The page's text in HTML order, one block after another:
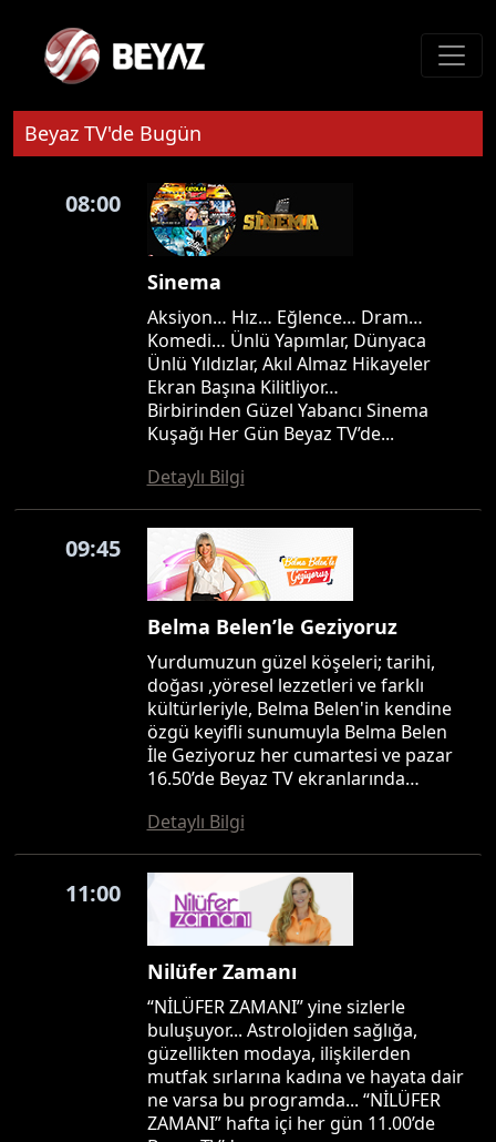
Beyaz TV'de Bugün
08:00
Sinema
Aksiyon… Hız… Eğlence… Dram…
Komedi… Ünlü Yapımlar, Dünyaca
Ünlü Yıldızlar, Akıl Almaz Hikayeler
Ekran Başına Kilitliyor…
Birbirinden Güzel Yabancı Sinema
Kuşağı Her Gün Beyaz TV’de...
Detaylı Bilgi
09:45
Belma Belen’le Geziyoruz
Yurdumuzun güzel köşeleri; tarihi,
doğası ,yöresel lezzetleri ve farklı
kültürleriyle, Belma Belen'in kendine
özgü keyifli sunumuyla Belma Belen
İle Geziyoruz her cumartesi ve pazar
16.50’de Beyaz TV ekranlarında…
Detaylı Bilgi
11:00
Nilüfer Zamanı
“NİLÜFER ZAMANI” yine sizlerle
buluşuyor... Astrolojiden sağlığa,
güzellikten modaya, ilişkilerden
mutfak sırlarına kadına ve hayata dair
ne varsa bu programda... “NİLÜFER
ZAMANI” hafta içi her gün 11.00’de